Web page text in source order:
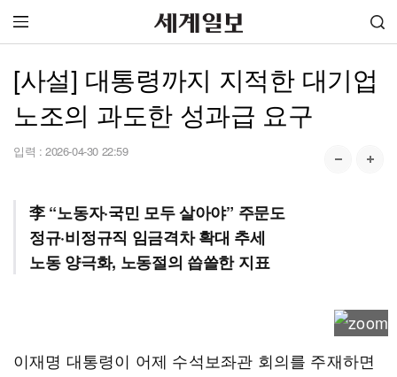
[사설] 대통령까지 지적한 대기업
노조의 과도한 성과급 요구
입력 : 2026-04-30 22:59
李 “노동자·국민 모두 살아야” 주문도
정규·비정규직 임금격차 확대 추세
노동 양극화, 노동절의 씁쓸한 지표
이재명 대통령이 어제 수석보좌관 회의를 주재하면